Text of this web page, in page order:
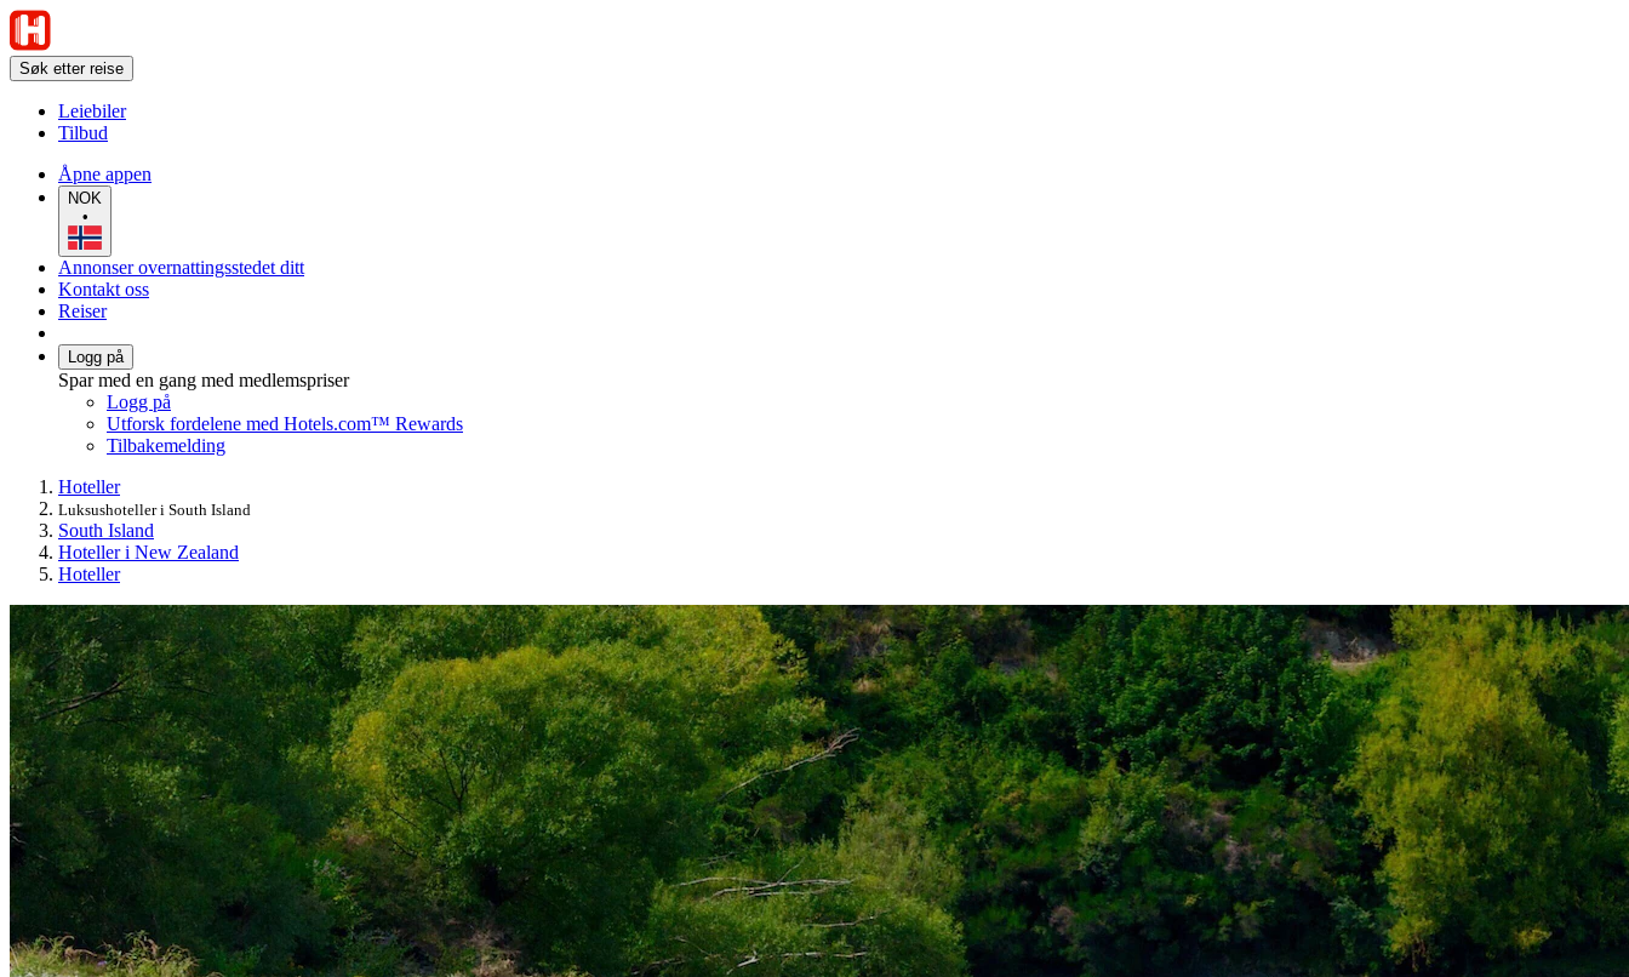
Søk etter reise
Leiebiler
Tilbud
Åpne appen
NOK
•
Annonser overnattingsstedet ditt
Kontakt oss
Reiser
Logg på
Spar med en gang med medlemspriser
Logg på
Utforsk fordelene med Hotels.com™ Rewards
Tilbakemelding
Hoteller
Luksushoteller i South Island
South Island
Hoteller i New Zealand
Hoteller